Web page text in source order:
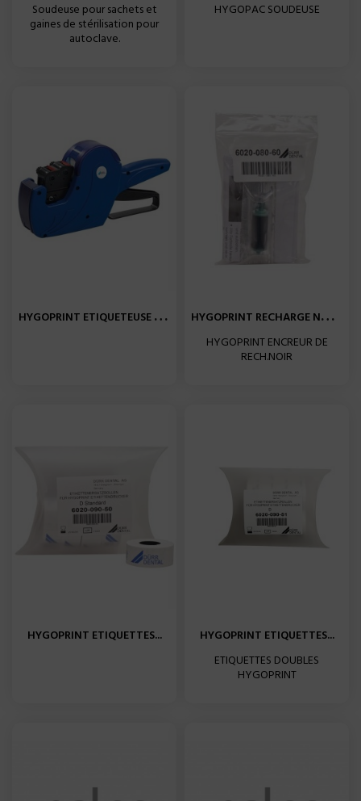
Soudeuse pour sachets et
gaines de stérilisation pour
autoclave.
HYGOPAC SOUDEUSE
H
YGOPRINT ETIQUETEUSE +2... H
YGOPRINT RECHARGE NOIRE...
HYGOPRINT ENCREUR DE
RECH.NOIR
HYGOPRINT ETIQUETTES...
HYGOPRINT ETIQUETTES...
ETIQUETTES DOUBLES
HYGOPRINT